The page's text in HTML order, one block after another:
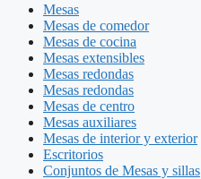
Mesas
Mesas de comedor
Mesas de cocina
Mesas extensibles
Mesas redondas
Mesas redondas
Mesas de centro
Mesas auxiliares
Mesas de interior y exterior
Escritorios
Conjuntos de Mesas y sillas